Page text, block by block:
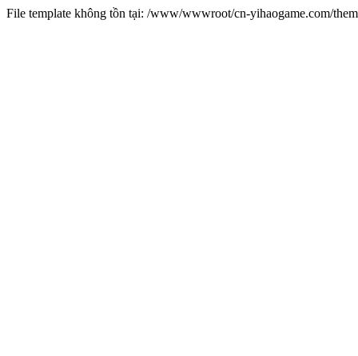
File template không tồn tại: /www/wwwroot/cn-yihaogame.com/